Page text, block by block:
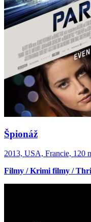
Špionáž
2013, USA, Francie, 120
Filmy / Krimi filmy /